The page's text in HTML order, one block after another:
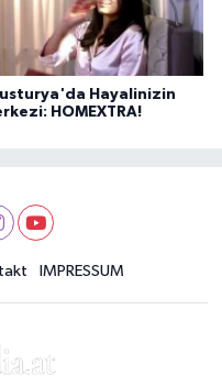
Hayalinizin
HOMEXTRA!
IMPRESSUM